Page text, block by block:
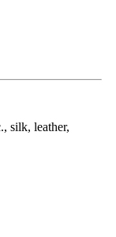
silk, leather,